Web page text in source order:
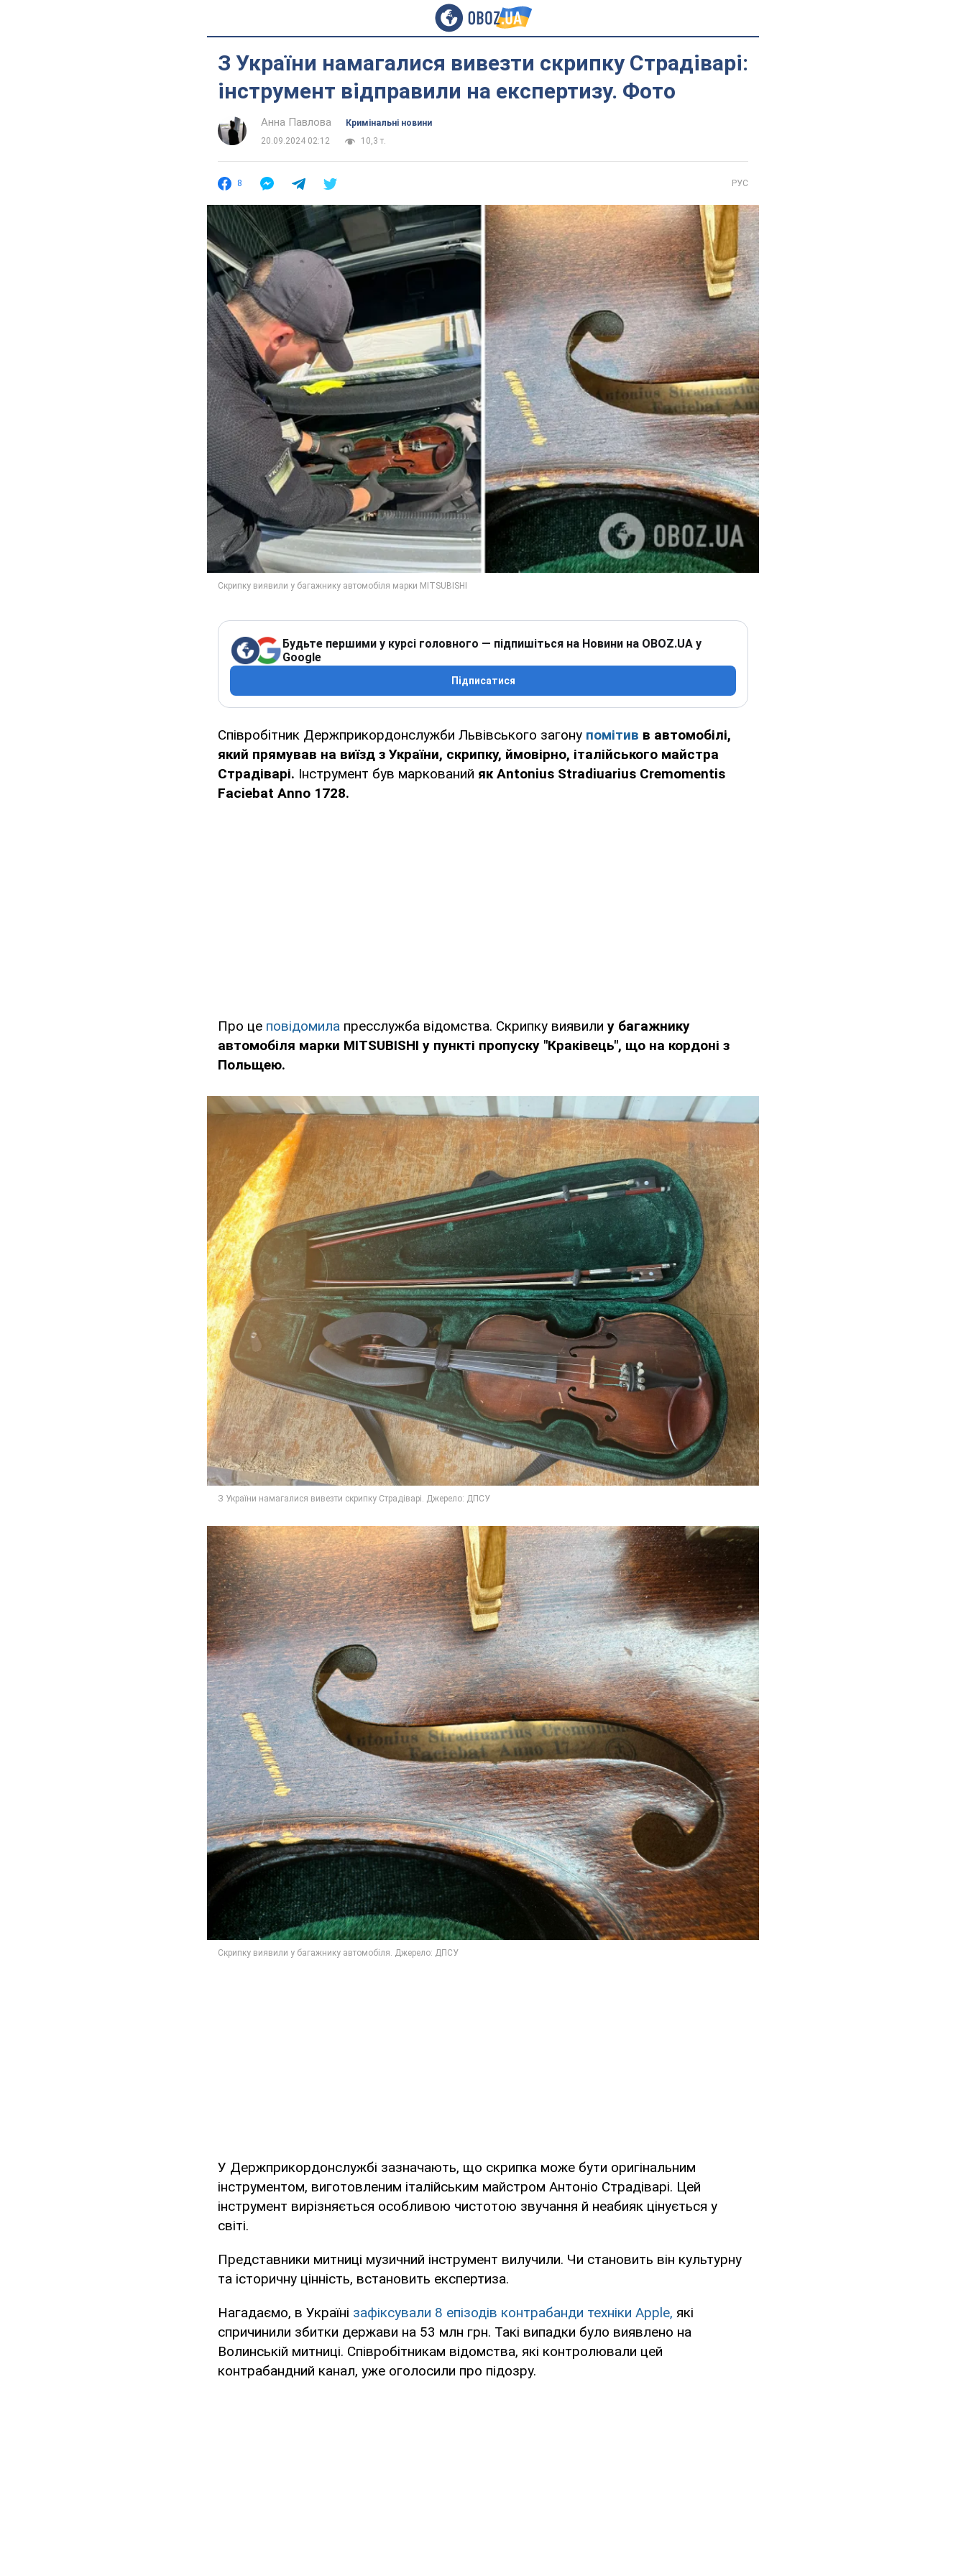
З України намагалися вивезти скрипку Страдіварі:
інструмент відправили на експертизу. Фото
Анна Павлова
Кримінальні новини
20.09.2024 02:12
10,3 т.
8 РУС
Будьте першими у курсі головного — підпишіться на Новини на OBOZ.UA у
Google
Підписатися
Співробітник Держприкордонслужби Львівського загону помітив в автомобілі,
який прямував на виїзд з України, скрипку, ймовірно, італійського майстра
Страдіварі. Інструмент був маркований як Antonius Stradiuarius Cremomentis
Faciebat Anno 1728.
Про це повідомила пресслужба відомства. Скрипку виявили у багажнику
автомобіля марки MITSUBISHI у пункті пропуску "Краківець", що на кордоні з
Польщею.
У Держприкордонслужбі зазначають, що скрипка може бути оригінальним
інструментом, виготовленим італійським майстром Антоніо Страдіварі. Цей
інструмент вирізняється особливою чистотою звучання й неабияк цінується у
світі.
Представники митниці музичний інструмент вилучили. Чи становить він культурну
та історичну цінність, встановить експертиза.
Нагадаємо, в Україні зафіксували 8 епізодів контрабанди техніки Apple, які
спричинили збитки держави на 53 млн грн. Такі випадки було виявлено на
Волинській митниці. Співробітникам відомства, які контролювали цей
контрабандний канал, уже оголосили про підозру.